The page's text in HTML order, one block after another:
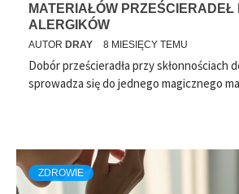
MATERIAŁÓW PRZEŚCIERADEŁ
ALERGIKÓW
AUTOR DRAY 8 MIESIĘCY TEMU
Dobór prześcieradła przy skłonnościach
sprowadza się do jednego magicznego
ZDROWIE